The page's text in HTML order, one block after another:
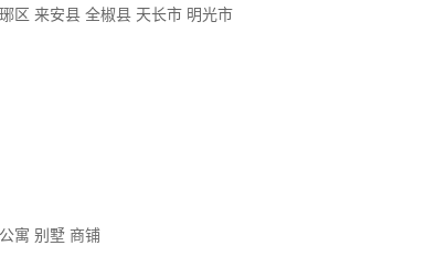
区 来安县 全椒县 天长市 明光市
寓 别墅 商铺